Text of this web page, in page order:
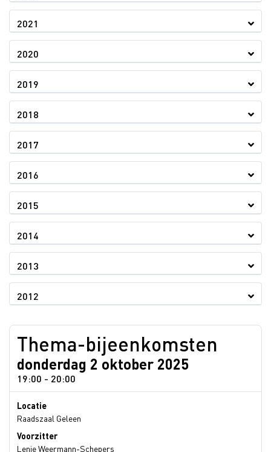
2021
2020
2019
2018
2017
2016
2015
2014
2013
2012
Thema-bijeenkomsten
donderdag 2 oktober 2025
19:00 - 20:00
Locatie
Raadszaal Geleen
Voorzitter
Lenie Weermann-Schepers